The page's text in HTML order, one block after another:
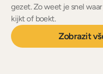
gezet. Zo weet je snel
kijkt of boekt.
Zobrazit